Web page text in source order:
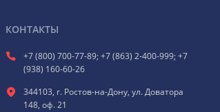
КОНТАКТЫ
+7 (800) 700-77-89; +7 (863) 2-400-999; +7
(938) 160-60-26
344103, г. Ростов-на-Дону, ул. Доватора
148, оф. 21